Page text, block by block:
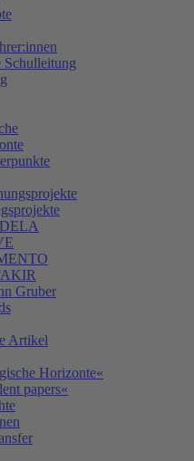
Schulleitung
Gruber
Artikel
Horizonte«
papers«